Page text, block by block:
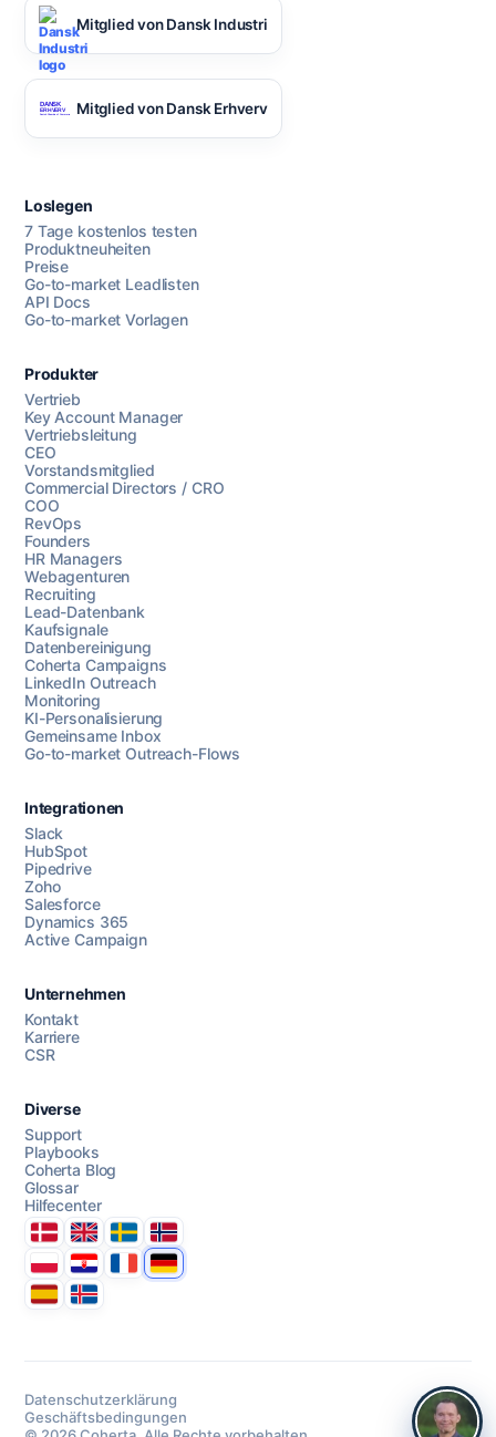
Chatten Sie mit uns
Mitglied von Dansk Industri
Mitglied von Dansk Erhverv
Loslegen
7 Tage kostenlos testen
Produktneuheiten
Preise
Go-to-market Leadlisten
API Docs
Go-to-market Vorlagen
Produkter
Vertrieb
Key Account Manager
Vertriebsleitung
CEO
Vorstandsmitglied
Commercial Directors / CRO
COO
RevOps
Founders
HR Managers
Webagenturen
Recruiting
Lead-Datenbank
Kaufsignale
Datenbereinigung
Coherta Campaigns
LinkedIn Outreach
Monitoring
KI-Personalisierung
Gemeinsame Inbox
Go-to-market Outreach-Flows
Integrationen
Slack
HubSpot
Pipedrive
Zoho
Salesforce
Dynamics 365
Active Campaign
Unternehmen
Kontakt
Karriere
CSR
Diverse
Support
Playbooks
Coherta Blog
Glossar
Hilfecenter
DanmarkUnited Kingdom
SverigeNorge
PolskaHrvatskaFranceDeutschland
EspanaÍsland
Datenschutzerklärung
Geschäftsbedingungen